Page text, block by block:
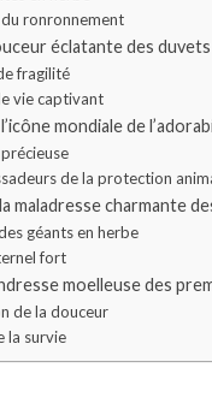
ronronnement
éclatante des
fragilité
vie captivant
mondiale de
de la protection
maladresse charmante
géants en herbe
fort
moelleuse des
de la douceur
la survie